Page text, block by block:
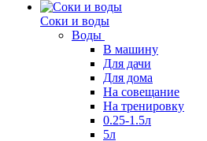
Соки и воды
Воды
В машину
Для дачи
Для дома
На совещание
На тренировку
0.25-1.5л
5л